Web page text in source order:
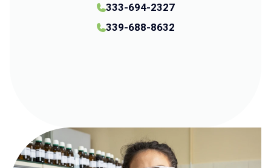
333-694-2327
339-688-8632